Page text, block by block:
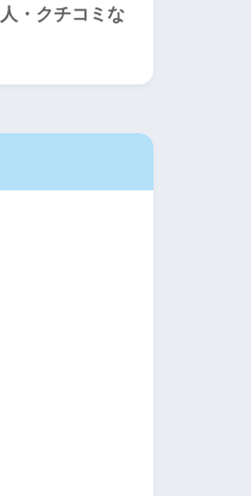
・クチコミな